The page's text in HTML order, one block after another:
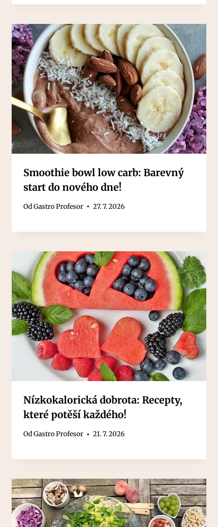
Smoothie bowl low carb: Barevný
start do nového dne!
OdGastro Profesor 27. 7. 2026
Nízkokalorická dobrota: Recepty,
které potěší každého!
OdGastro Profesor 21. 7. 2026